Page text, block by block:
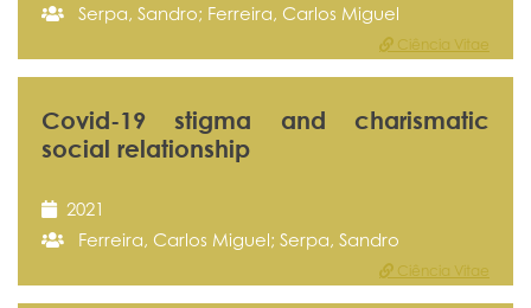
Serpa, Sandro; Ferreira, Carlos Miguel
Ciência Vitae
Covid-19 stigma and charismatic
social relationship
2021
Ferreira, Carlos Miguel; Serpa, Sandro
Ciência Vitae